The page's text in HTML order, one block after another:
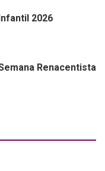
2026
Renacentista